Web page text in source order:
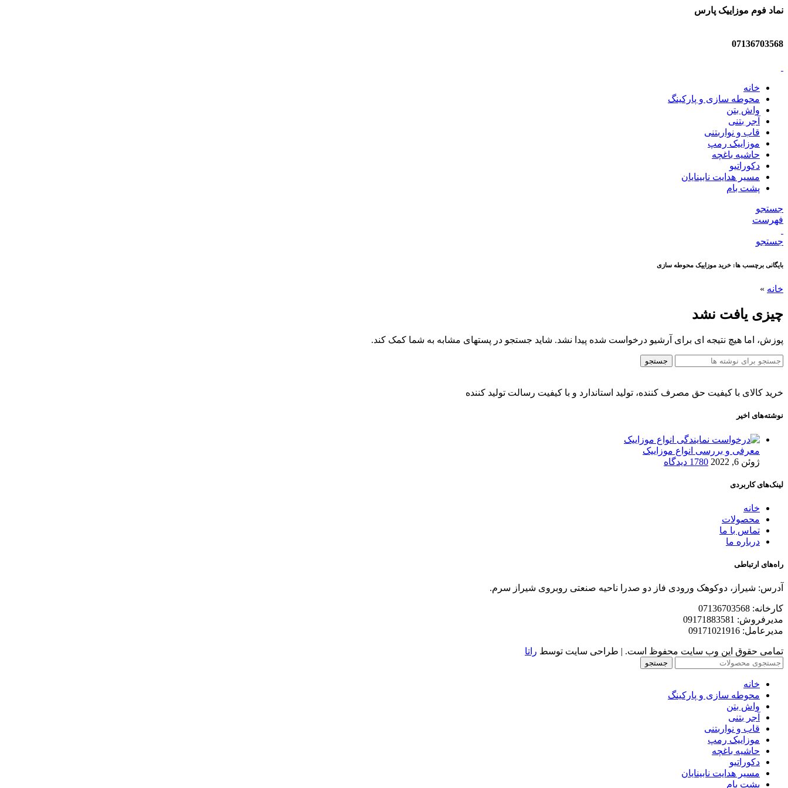
نماد فوم موزاییک پارس
07136703568
خانه
محوطه سازی و پارکینگ
واش بتن
آجر بتنی
قاب و نواربتنی
موزاییک رمپ
حاشیه باغچه
دکوراتیو
مسیر هدایت نابینایان
پشت بام
جستجو
فهرست
جستجو
بایگانی برچسب ها: خرید موزاییک محوطه سازی
خانه »
چیزی یافت نشد
پوزش، اما هیچ نتیجه ای برای آرشیو درخواست شده پیدا نشد. شاید جستجو در پستهای مشابه به شما کمک کند.
جستجو
خرید کالای با کیفیت حق مصرف کننده، تولید استاندارد و با کیفیت رسالت تولید کننده
نوشته‌های اخیر
معرفی و بررسی انواع موزاییک
ژوئن 6, 2022
1780 دیدگاه
لینک‌های کاربردی
خانه
محصولات
تماس با ما
درباره ما
راه‌های ارتباطی
آدرس: شیراز، دوکوهک ورودی فاز دو صدرا ناحیه صنعتی روبروی شیراز سرم.
کارخانه: 07136703568
مدیرفروش: 09171883581
مدیرعامل: 09171021916
تمامی حقوق این وب سایت محفوظ است. | طراحی سایت توسط راتا
جستجو
خانه
محوطه سازی و پارکینگ
واش بتن
آجر بتنی
قاب و نواربتنی
موزاییک رمپ
حاشیه باغچه
دکوراتیو
مسیر هدایت نابینایان
پشت بام